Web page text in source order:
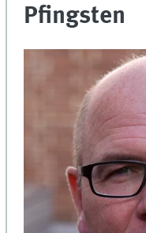
Pfingsten